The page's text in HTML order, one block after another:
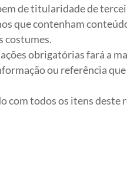
de titularidade de
que contenham
costumes.
obrigatórias fará a
ou referência
com todos os itens